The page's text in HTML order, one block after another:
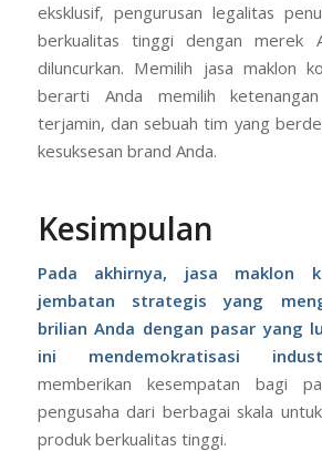
eksklusif, pengurusan legalitas
berkualitas tinggi dengan merek
diluncurkan. Memilih jasa maklon
berarti Anda memilih
terjamin, dan sebuah tim yang
kesuksesan brand Anda.
Kesimpulan
Pada akhirnya, jasa maklon
jembatan strategis yang
brilian Anda dengan pasar yang
ini mendemokratisasi
memberikan kesempatan bagi
pengusaha dari berbagai skala
produk berkualitas tinggi.